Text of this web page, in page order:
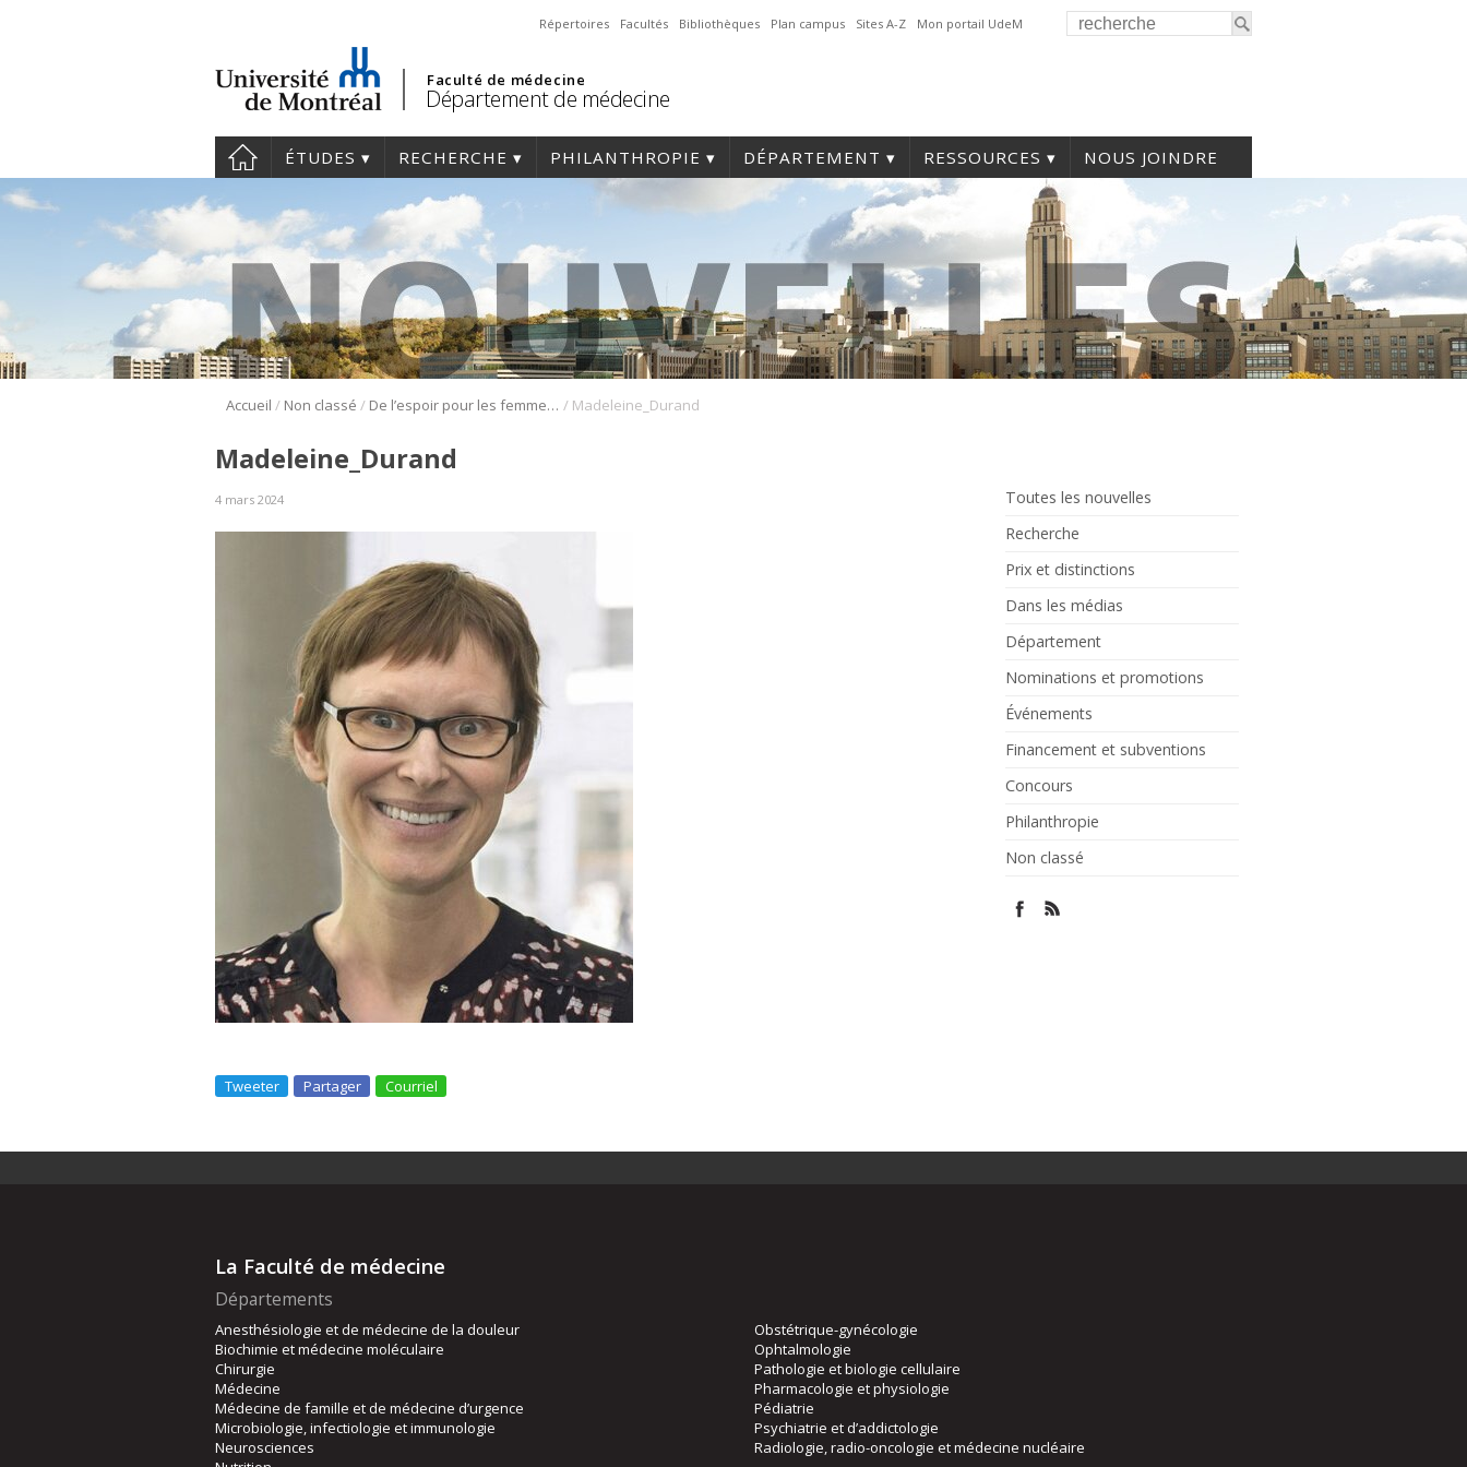
Répertoires Facultés Bibliothèques Plan campus Sites A-Z Mon portail UdeM
Faculté de médecine
Département de médecine
ÉTUDES RECHERCHE PHILANTHROPIE DÉPARTEMENT RESSOURCES NOUS JOINDRE
Accueil / Non classé / De l’espoir pour les femmes atteintes de syndromes de fatigue chronique / Madeleine_Durand
Toutes les nouvelles
Recherche
Prix et distinctions
Dans les médias
Département
Nominations et promotions
Événements
Financement et subventions
Concours
Philanthropie
Non classé
Madeleine_Durand
4 mars 2024
Tweeter Partager Courriel
La Faculté de médecine
Départements
Anesthésiologie et de médecine de la douleur
Biochimie et médecine moléculaire
Chirurgie
Médecine
Médecine de famille et de médecine d’urgence
Microbiologie, infectiologie et immunologie
Neurosciences
Obstétrique-gynécologie
Ophtalmologie
Pathologie et biologie cellulaire
Pharmacologie et physiologie
Pédiatrie
Psychiatrie et d’addictologie
Radiologie, radio-oncologie et médecine nucléaire